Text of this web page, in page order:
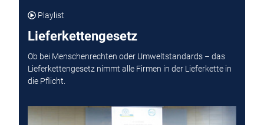
Playlist
Lieferkettengesetz
Ob bei Menschenrechten oder Umweltstandards – das
Lieferkettengesetz nimmt alle Firmen in der Lieferkette in
die Pflicht.